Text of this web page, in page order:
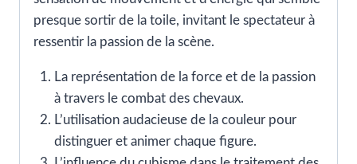
presque sortir de la toile, invitant le spectateur à
ressentir la passion de la scène.
La représentation de la force et de la passion
à travers le combat des chevaux.
L’utilisation audacieuse de la couleur pour
distinguer et animer chaque figure.